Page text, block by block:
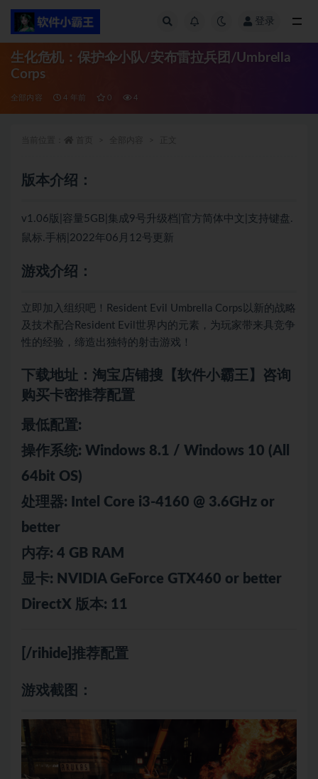
登录
生化危机：保护伞小队/安布雷拉兵团/Umbrella
Corps
全部内容 4 年前 0 4
版本介绍：
v1.06版|容量5GB|集成9号升级档|官方简体中文|支持键盘.
鼠标.手柄|2022年06月12号更新
游戏介绍：
立即加入组织吧！Resident Evil Umbrella Corps以新的战略
及技术配合Resident Evil世界内的元素，为玩家带来具竞争
性的经验，缔造出独特的射击游戏！
下载地址：淘宝店铺搜【软件小霸王】咨询
购买卡密推荐配置
最低配置:
操作系统: Windows 8.1 / Windows 10 (All
64bit OS)
处理器: Intel Core i3-4160 @ 3.6GHz or
better
内存: 4 GB RAM
显卡: NVIDIA GeForce GTX460 or better
DirectX 版本: 11
[/rihide]推荐配置
游戏截图：